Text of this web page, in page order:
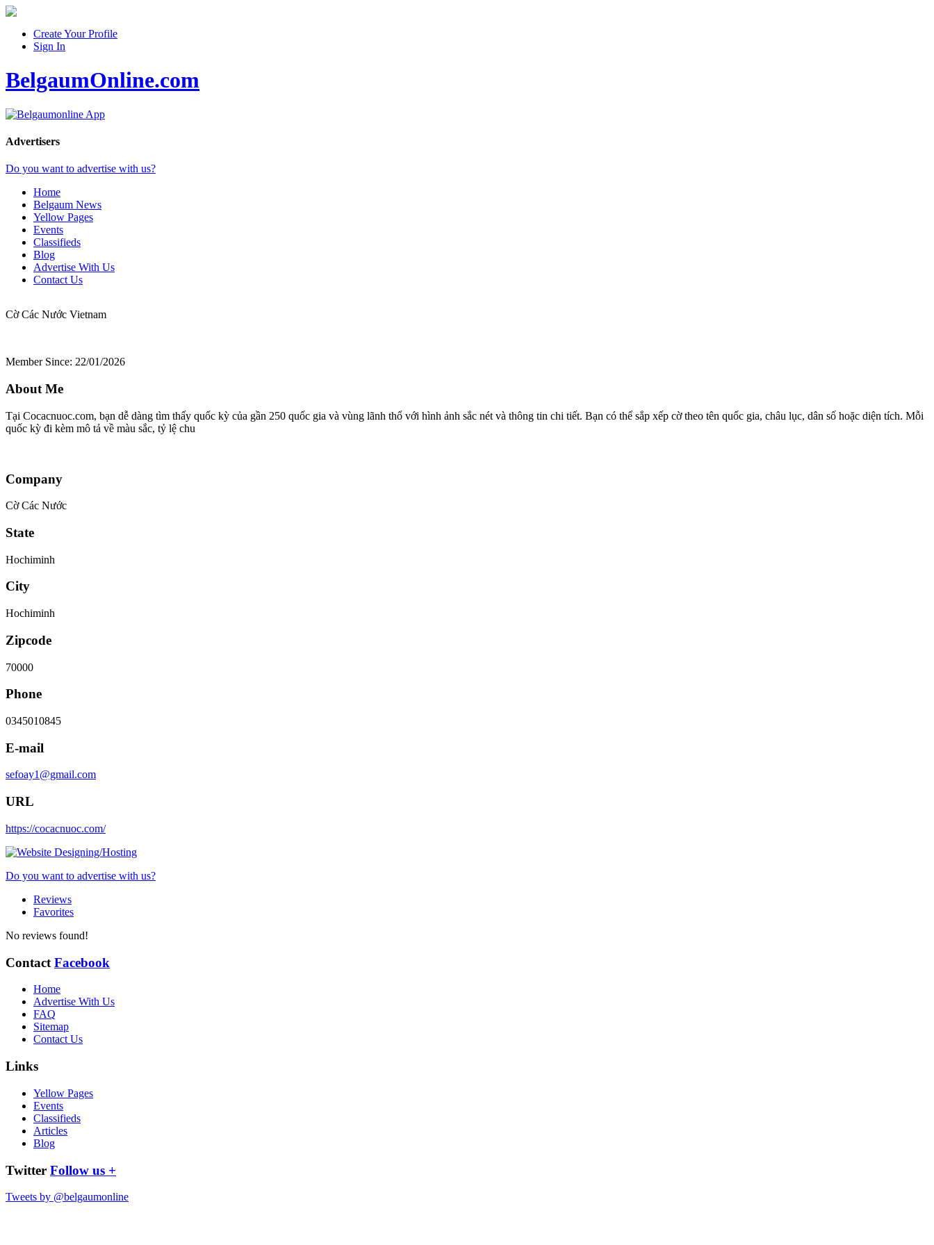
Create Your Profile
Sign In
BelgaumOnline.com
Advertisers
Do you want to advertise with us?
Home
Belgaum News
Yellow Pages
Events
Classifieds
Blog
Advertise With Us
Contact Us
Cờ Các Nước Vietnam
Member Since: 22/01/2026
About Me
Tại Cocacnuoc.com, bạn dễ dàng tìm thấy quốc kỳ của gần 250 quốc gia và vùng lãnh thổ với hình ảnh sắc nét và thông tin chi tiết. Bạn có thể sắp xếp cờ theo tên quốc gia, châu lục, dân số hoặc diện tích. Mỗi
quốc kỳ đi kèm mô tả về màu sắc, tỷ lệ chu
Company
Cờ Các Nước
State
Hochiminh
City
Hochiminh
Zipcode
70000
Phone
0345010845
E-mail
sefoay1@gmail.com
URL
https://cocacnuoc.com/
Do you want to advertise with us?
Reviews
Favorites
No reviews found!
Contact Facebook
Home
Advertise With Us
FAQ
Sitemap
Contact Us
Links
Yellow Pages
Events
Classifieds
Articles
Blog
Twitter Follow us +
Tweets by @belgaumonline